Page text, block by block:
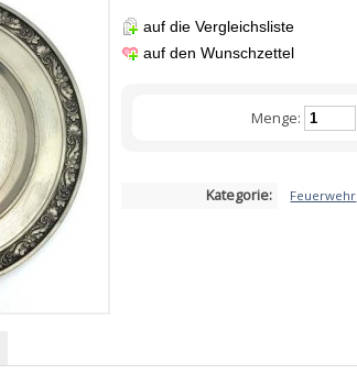
auf die Vergleichsliste
auf den Wunschzettel
Menge:
Kategorie: Feuerwehr